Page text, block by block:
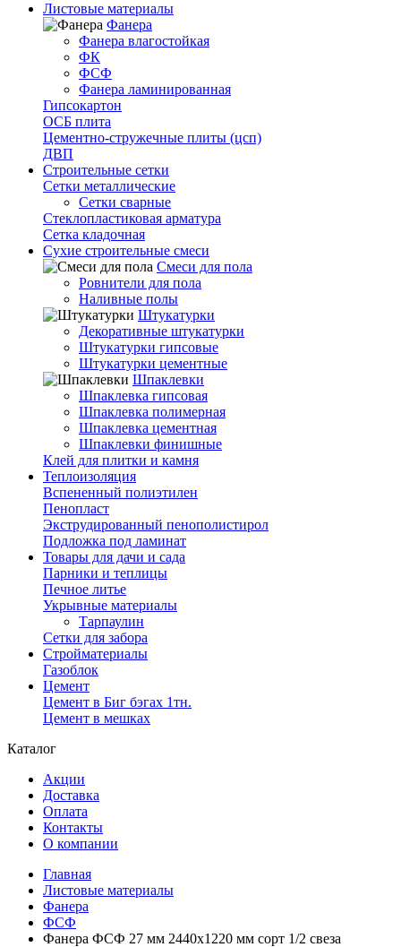
Листовые материалы
Фанера
Фанера влагостойкая
ФК
ФСФ
Фанера ламинированная
Гипсокартон
ОСБ плита
Цементно-стружечные плиты (цсп)
ДВП
Строительные сетки
Сетки металлические
Сетки сварные
Стеклопластиковая арматура
Сетка кладочная
Сухие строительные смеси
Смеси для пола
Ровнители для пола
Наливные полы
Штукатурки
Декоративные штукатурки
Штукатурки гипсовые
Штукатурки цементные
Шпаклевки
Шпаклевка гипсовая
Шпаклевка полимерная
Шпаклевка цементная
Шпаклевки финишные
Клей для плитки и камня
Теплоизоляция
Вспененный полиэтилен
Пенопласт
Экструдированный пенополистирол
Подложка под ламинат
Товары для дачи и сада
Парники и теплицы
Печное литье
Укрывные материалы
Тарпаулин
Сетки для забора
Стройматериалы
Газоблок
Цемент
Цемент в Биг бэгах 1тн.
Цемент в мешках
Каталог
Акции
Доставка
Оплата
Контакты
О компании
Главная
Листовые материалы
Фанера
ФСФ
Фанера ФСФ 27 мм 2440x1220 мм сорт 1/2 свеза